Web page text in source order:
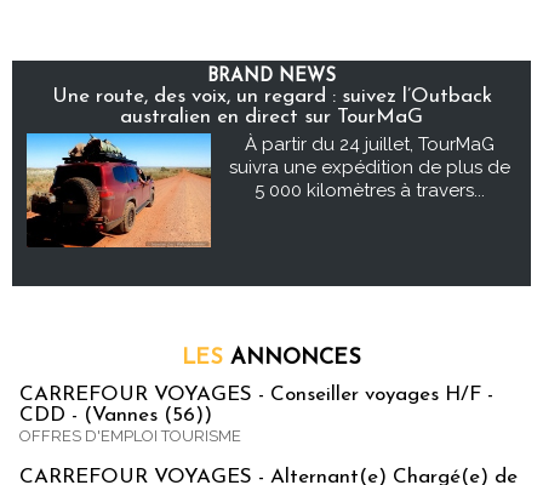
BRAND NEWS
Une route, des voix, un regard : suivez l’Outback
australien en direct sur TourMaG
À partir du 24 juillet, TourMaG
suivra une expédition de plus de
5 000 kilomètres à travers...
LES ANNONCES
CARREFOUR VOYAGES - Conseiller voyages H/F -
CDD - (Vannes (56))
OFFRES D'EMPLOI TOURISME
CARREFOUR VOYAGES - Alternant(e) Chargé(e) de